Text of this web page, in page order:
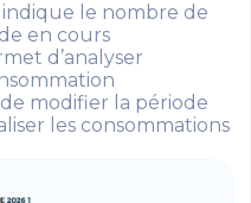
le nombre de
en cours
d’analyser
modifier la période
les consommations